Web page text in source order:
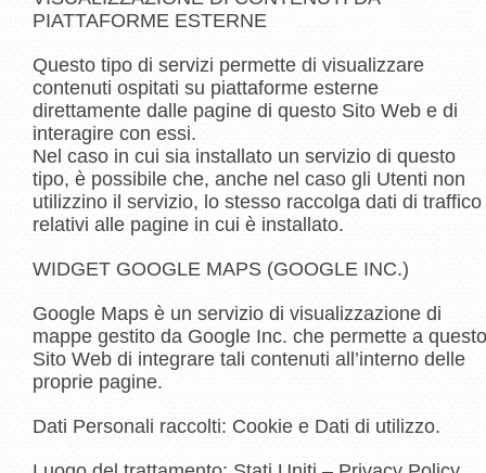
PIATTAFORME ESTERNE
Questo tipo di servizi permette di visualizzare
contenuti ospitati su piattaforme esterne
direttamente dalle pagine di questo Sito Web e di
interagire con essi.
Nel caso in cui sia installato un servizio di questo
tipo, è possibile che, anche nel caso gli Utenti non
utilizzino il servizio, lo stesso raccolga dati di traffico
relativi alle pagine in cui è installato.
WIDGET GOOGLE MAPS (GOOGLE INC.)
Google Maps è un servizio di visualizzazione di
mappe gestito da Google Inc. che permette a questo
Sito Web di integrare tali contenuti all’interno delle
proprie pagine.
Dati Personali raccolti: Cookie e Dati di utilizzo.